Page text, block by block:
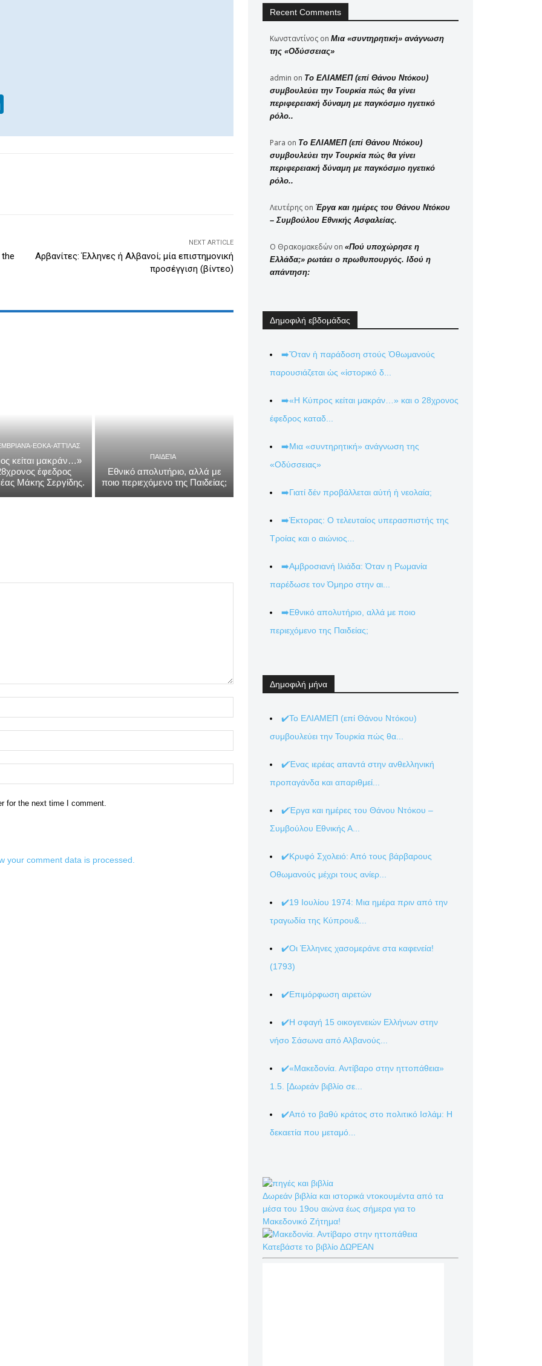
k
Viber
NEXT ARTICLE
Αρβανίτες: Έλληνες ή Αλβανοί; μία επιστημονική
προσέγγιση (βίντεο)
ΕΟΚΑ-ΑΤΤΊΛΑΣ
κείται μακράν…»
έφεδρος
Μάκης Σεργίδης.
ΠΑΙΔΕΊΑ
Εθνικό απολυτήριο, αλλά με
ποιο περιεχόμενο της Παιδείας;
for the next time I comment.
your comment data is processed.
Recent Comments
Κωνσταντίνος on Μια «συντηρητική» ανάγνωση
της «Οδύσσειας»
admin on Το ΕΛΙΑΜΕΠ (επί Θάνου Ντόκου)
συμβουλεύει την Τουρκία πώς θα γίνει
περιφερειακή δύναμη με παγκόσμιο ηγετικό
ρόλο..
Para on Το ΕΛΙΑΜΕΠ (επί Θάνου Ντόκου)
συμβουλεύει την Τουρκία πώς θα γίνει
περιφερειακή δύναμη με παγκόσμιο ηγετικό
ρόλο..
Λευτέρης on Έργα και ημέρες του Θάνου Ντόκου
– Συμβούλου Εθνικής Ασφαλείας.
Ο Θρακομακεδών on «Πού υποχώρησε η
Ελλάδα;» ρωτάει ο πρωθυπουργός. Ιδού η
απάντηση:
Δημοφιλή εβδομάδας
➡️Ὅταν ἡ παράδοση στούς Ὀθωμανούς
παρουσιάζεται ὡς «ἱστορικό δ...
➡️«Η Κύπρος κείται μακράν…» και ο 28χρονος
έφεδρος καταδ...
➡️Μια «συντηρητική» ανάγνωση της
«Οδύσσειας»
➡️Γιατί δέν προβάλλεται αὐτή ἡ νεολαία;
➡️Έκτορας: Ο τελευταίος υπερασπιστής της
Τροίας και ο αιώνιος...
➡️Αμβροσιανή Ιλιάδα: Όταν η Ρωμανία
παρέδωσε τον Όμηρο στην αι...
➡️Εθνικό απολυτήριο, αλλά με ποιο
περιεχόμενο της Παιδείας;
Δημοφιλή μήνα
✔️Το ΕΛΙΑΜΕΠ (επί Θάνου Ντόκου)
συμβουλεύει την Τουρκία πώς θα...
✔️Ένας ιερέας απαντά στην ανθελληνική
προπαγάνδα και απαριθμεί...
✔️Έργα και ημέρες του Θάνου Ντόκου –
Συμβούλου Εθνικής Α...
✔️Κρυφό Σχολειό: Από τους βάρβαρους
Οθωμανούς μέχρι τους ανίερ...
✔️19 Ιουλίου 1974: Μια ημέρα πριν από την
τραγωδία της Κύπρου&...
✔️Οι Έλληνες χασομεράνε στα καφενεία!
(1793)
✔️Επιμόρφωση αιρετών
✔️Η σφαγή 15 οικογενειών Ελλήνων στην
νήσο Σάσωνα από Αλβανούς...
✔️«Μακεδονία. Αντίβαρο στην ηττοπάθεια»
1.5. [Δωρεάν βιβλίο σε...
✔️Από το βαθύ κράτος στο πολιτικό Ισλάμ: Η
δεκαετία που μεταμό...
Δωρεάν βιβλία και ιστορικά ντοκουμέντα από τα
μέσα του 19ου αιώνα έως σήμερα για το
Μακεδονικό Ζήτημα!
Κατεβάστε το βιβλίο ΔΩΡΕΑΝ